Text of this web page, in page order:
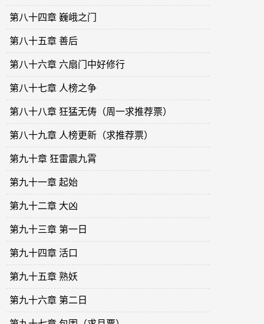
第八十四章 巍峨之门
第八十五章 善后
第八十六章 六扇门中好修行
第八十七章 人榜之争
第八十八章 狂猛无俦（周一求推荐票）
第八十九章 人榜更新（求推荐票）
第九十章 狂雷震九霄
第九十一章 起始
第九十二章 大凶
第九十三章 第一日
第九十四章 活口
第九十五章 熟妖
第九十六章 第二日